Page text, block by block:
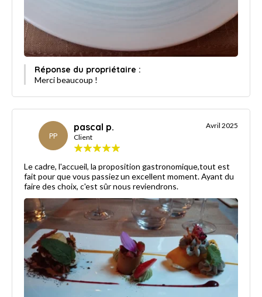
Réponse du propriétaire :
Merci beaucoup !
PP
pascal p.
Client
Avril 2025
Le cadre, l'accueil, la proposition gastronomique,tout est
fait pour que vous passiez un excellent moment. Ayant du
faire des choix, c'est sûr nous reviendrons.